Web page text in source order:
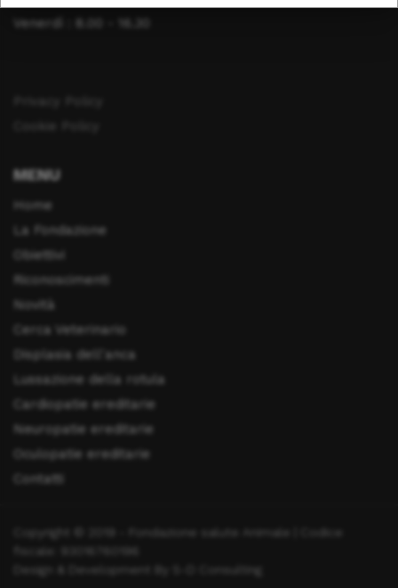
Venerdì : 8.00 - 16.30
MENU
Home
La Fondazione
Obiettivi
Riconoscimenti
Novità
Cerca Veterinario
Displasia dell'anca
Lussazione della rotula
Cardiopatie ereditarie
Neuropatie ereditarie
Oculopatie ereditarie
Contatti
Copyright © 2019 - Fondazione salute Animale | Codice
Design & Development By S-D Consulting